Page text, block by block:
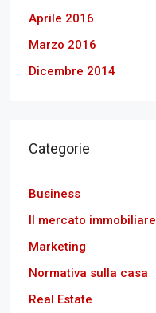
Aprile 2016
Marzo 2016
Dicembre 2014
Categorie
Business
Il mercato immobiliare
Marketing
Normativa sulla casa
Real Estate